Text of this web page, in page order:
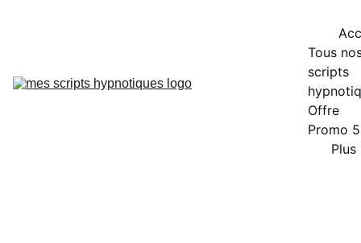
Tous
scripts
Offre
Promo
Plus